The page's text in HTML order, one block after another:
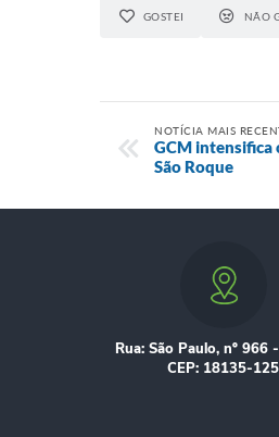
GOSTEI NÃO
NOTÍCIA MAIS
GCM intensifica
São Roque
Rua: São Paulo, nº 966
CEP: 18135-125